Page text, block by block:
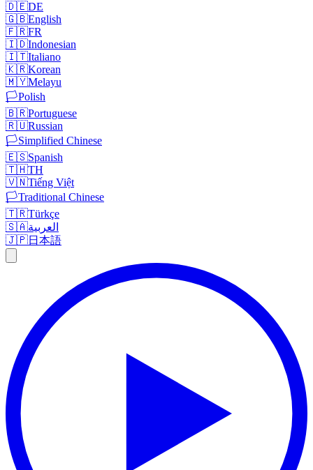
🇩🇪DE
🇬🇧English
🇫🇷FR
🇮🇩Indonesian
🇮🇹Italiano
🇰🇷Korean
🇲🇾Melayu
🏳️Polish
🇧🇷Portuguese
🇷🇺Russian
🏳️Simplified Chinese
🇪🇸Spanish
🇹🇭TH
🇻🇳Tiếng Việt
🏳️Traditional Chinese
🇹🇷Türkçe
🇸🇦العربية
🇯🇵日本語